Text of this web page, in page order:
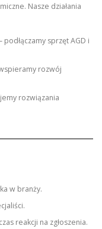
Nasze działania
podłączamy sprzęt AGD i
rozwój
rozwiązania
w branży.
reakcji na zgłoszenia.